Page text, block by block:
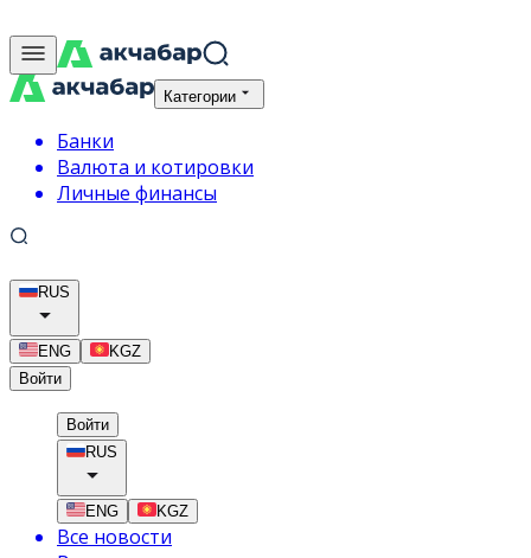
Категории
Банки
Валюта и котировки
Личные финансы
RUS
ENG
KGZ
Войти
Войти
RUS
ENG KGZ
Все новости